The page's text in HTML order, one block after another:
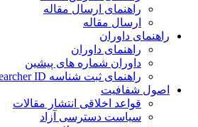
راهنمای ارسال مقاله
ارسال مقاله
راهنمای داوران
راهنمای داوران
داوران شماره های پیشین
راهنمای ثبت شناسه Researcher ID و ثبت داوری
اصول شفافیت
قواعد اخلاقی انتشار مقالات
سیاست دسترسی آزاد